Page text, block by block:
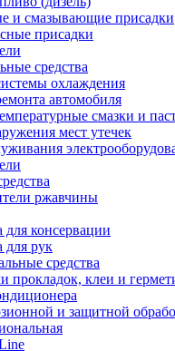
и смазывающие присадки
присадки
средства
охлаждения
автомобиля
смазки и
мест утечек
ржавчины
для консервации
для рук
средства
прокладок, клеи и
и защитной